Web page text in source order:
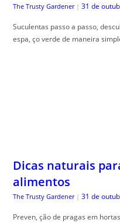
The Trusty Gardener | 31 de
Suculentas passo a passo,
espa, ço verde de maneira
Dicas naturais
alimentos
The Trusty Gardener | 31 de
Preven, ção de pragas em